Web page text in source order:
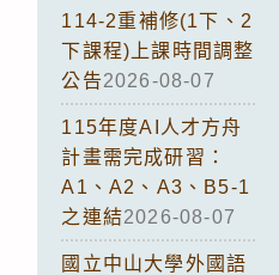
114-2重補修(1下、2
下課程)上課時間調整
公告2026-08-07
115年度AI人才方舟
計畫需完成研習：
A1、A2、A3、B5-1
之連結2026-08-07
國立中山大學外國語